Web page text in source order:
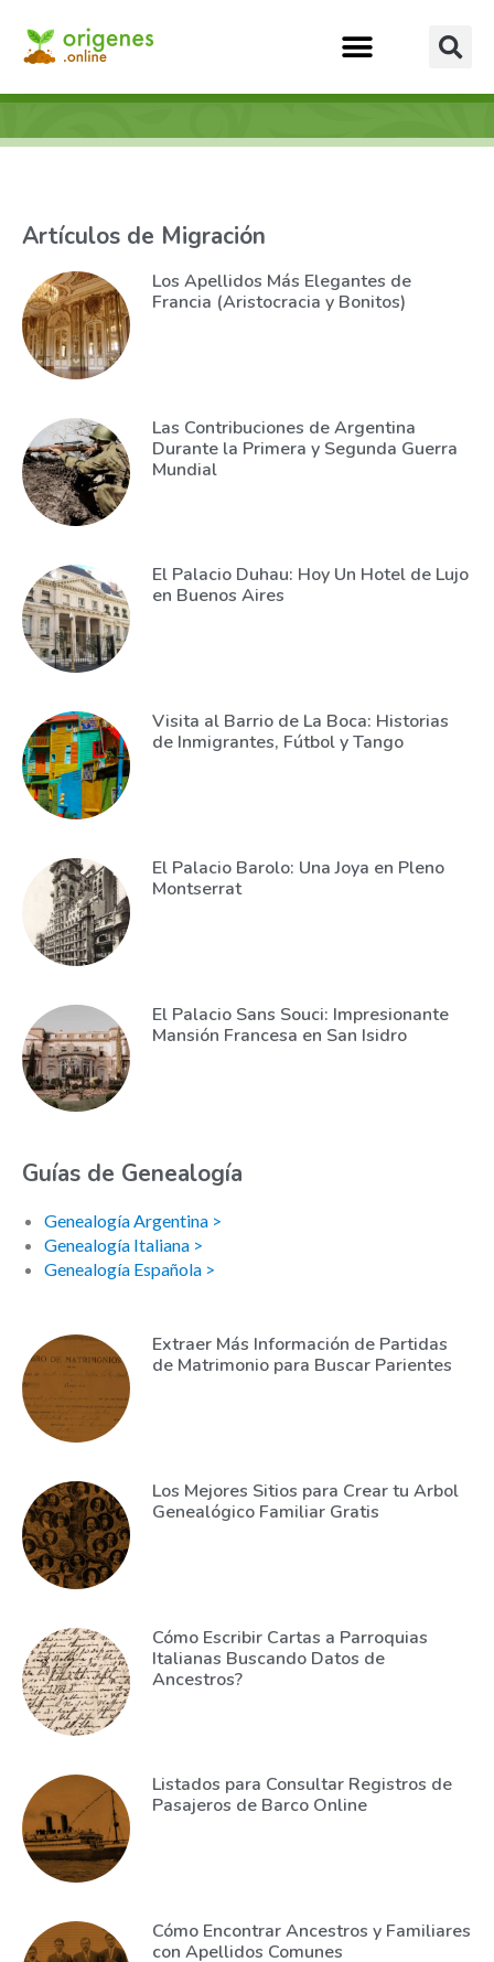
Artículos de Migración
Los Apellidos Más Elegantes de
Francia (Aristocracia y Bonitos)
Las Contribuciones de Argentina
Durante la Primera y Segunda Guerra
Mundial
El Palacio Duhau: Hoy Un Hotel de Lujo
en Buenos Aires
Visita al Barrio de La Boca: Historias
de Inmigrantes, Fútbol y Tango
El Palacio Barolo: Una Joya en Pleno
Montserrat
El Palacio Sans Souci: Impresionante
Mansión Francesa en San Isidro
Guías de Genealogía
Genealogía Argentina >
Genealogía Italiana >
Genealogía Española >
Extraer Más Información de Partidas
de Matrimonio para Buscar Parientes
Los Mejores Sitios para Crear tu Arbol
Genealógico Familiar Gratis
Cómo Escribir Cartas a Parroquias
Italianas Buscando Datos de
Ancestros?
Listados para Consultar Registros de
Pasajeros de Barco Online
Cómo Encontrar Ancestros y Familiares
con Apellidos Comunes